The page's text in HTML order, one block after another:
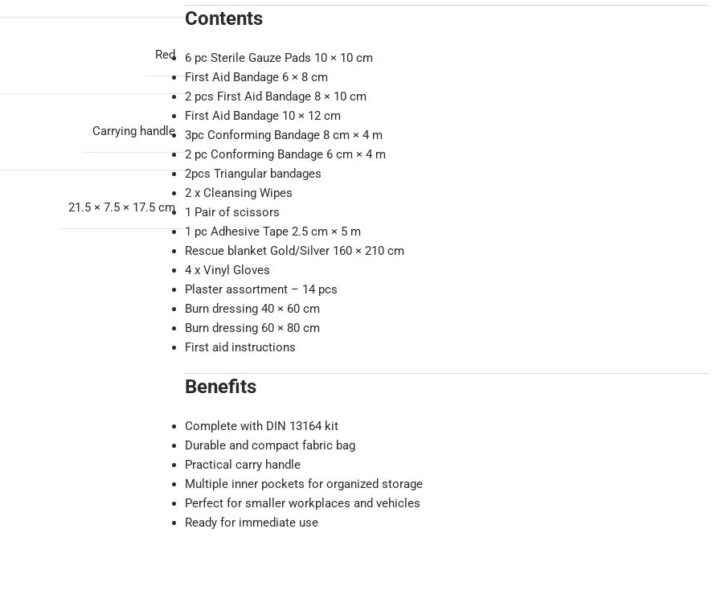
Red
Carrying handle
21.5 × 7.5 × 17.5 cm
Contents
6 pc Sterile Gauze Pads 10 × 10 cm
First Aid Bandage 6 × 8 cm
2 pcs First Aid Bandage 8 × 10 cm
First Aid Bandage 10 × 12 cm
3pc Conforming Bandage 8 cm × 4 m
2 pc Conforming Bandage 6 cm × 4 m
2pcs Triangular bandages
2 x Cleansing Wipes
1 Pair of scissors
1 pc Adhesive Tape 2.5 cm × 5 m
Rescue blanket Gold/Silver 160 × 210 cm
4 x Vinyl Gloves
Plaster assortment – 14 pcs
Burn dressing 40 × 60 cm
Burn dressing 60 × 80 cm
First aid instructions
Benefits
Complete with DIN 13164 kit
Durable and compact fabric bag
Practical carry handle
Multiple inner pockets for organized storage
Perfect for smaller workplaces and vehicles
Ready for immediate use